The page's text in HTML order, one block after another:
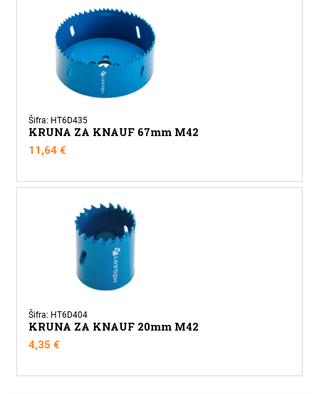
Šifra: HT6D435
KRUNA ZA KNAUF 67mm M42
11,64€
Šifra: HT6D404
KRUNA ZA KNAUF 20mm M42
4,35€